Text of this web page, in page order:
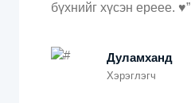
бүхнийг хүсэн ереее. ♥️”
Дуламханд
Хэрэглэгч